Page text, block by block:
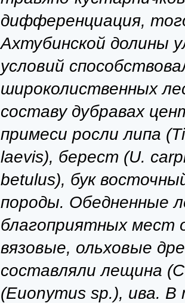
дифференциация,
Ахтубинской долины
условий
широколиственных
составу дубравах
примеси росли липа
laevis), берест (U.
betulus), бук
породы. Обедненные
благоприятных мест
вязовые, ольховые
составляли лещина
(Euonymus sp.), ива. В